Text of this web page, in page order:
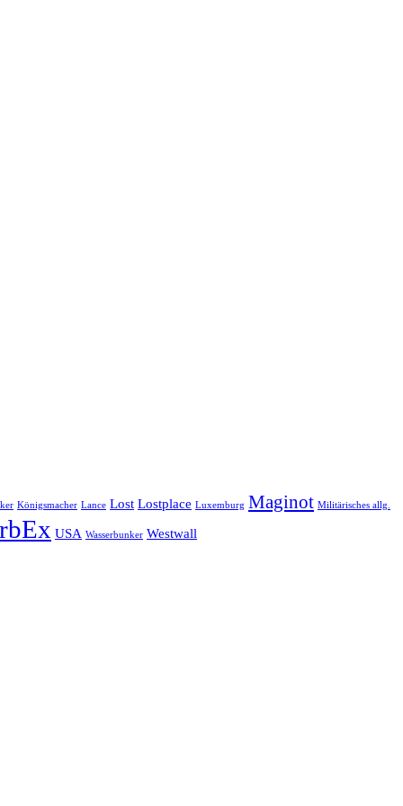
Königsmacher Lance Lost Lostplace Luxemburg Maginot Militärisches allg.
USA Wasserbunker Westwall